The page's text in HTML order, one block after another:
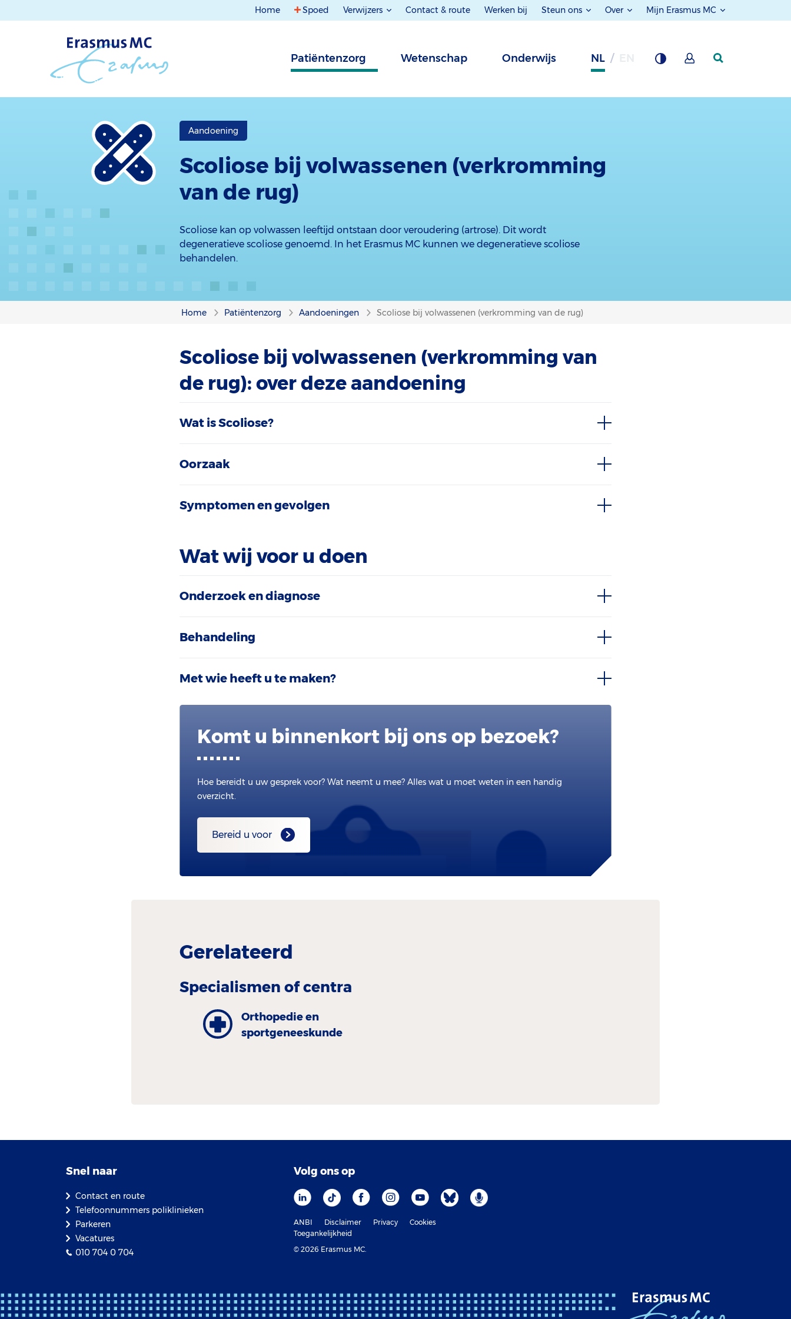
Home Spoed Verwijzers Contact & route Werken bij Steun ons Over Mijn Erasmus MC
Patiëntenzorg Wetenschap Onderwijs NL
Aandoening
Scoliose bij volwassenen (verkromming
van de rug)
Scoliose kan op volwassen leeftijd ontstaan door veroudering (artrose). Dit wordt
degeneratieve scoliose genoemd. In het Erasmus MC kunnen we degeneratieve scoliose
behandelen.
Home Patiëntenzorg Aandoeningen Scoliose bij volwassenen (verkromming van de rug)
Scoliose bij volwassenen (verkromming van
de rug): over deze aandoening
Wat is Scoliose?
Oorzaak
Symptomen en gevolgen
Wat wij voor u doen
Onderzoek en diagnose
Behandeling
Met wie heeft u te maken?
Komt u binnenkort bij ons op bezoek?
Hoe bereidt u uw gesprek voor? Wat neemt u mee? Alles wat u moet weten in een handig
overzicht.
Bereid u voor
Gerelateerd
Specialismen of centra
Orthopedie en
sportgeneeskunde
Snel naar
Contact en route
Telefoonnummers poliklinieken
Parkeren
Vacatures
010 704 0 704
Volg ons op
ANBI Disclaimer Privacy
Cookies
Toegankelijkheid
© 2026 Erasmus MC.